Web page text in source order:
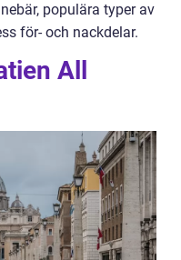
populära typer av
för- och nackdelar.
All